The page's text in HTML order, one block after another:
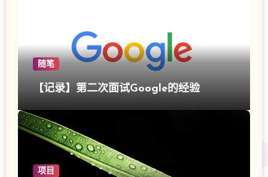
随笔
【记录】第二次面试Google的经验
项目